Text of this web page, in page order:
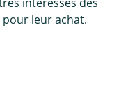
intéressés des
leur achat.